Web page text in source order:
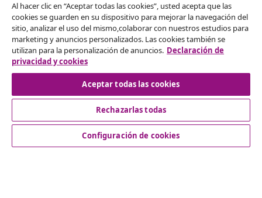
Desistir del contrato
Solicita la cancelación de tu pedido.
Desistir del contrato
Servicio al Cliente
Empresas
Al hacer clic en “Aceptar todas las cookies”, usted acepta que las
cookies se guarden en su dispositivo para mejorar la navegación del
sitio, analizar el uso del mismo,colaborar con nuestros estudios para
marketing y anuncios personalizados. Las cookies también se
utilizan para la personalización de anuncios. Declaración de
privacidad y cookies
Aceptar todas las cookies
Rechazarlas todas
Configuración de cookies